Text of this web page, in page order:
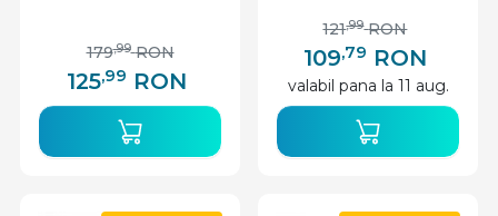
125,99 RON
179,99 RON
Braytron
109,79 RON
121,99 RON
valabil pana la 11 aug.